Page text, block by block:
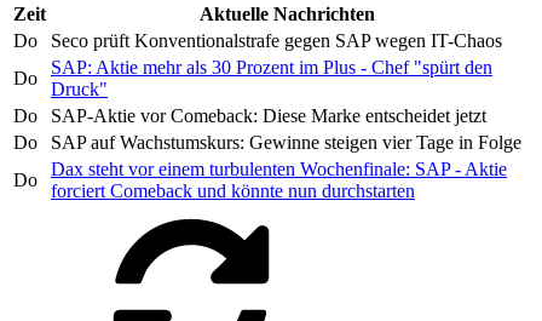
Zeit
Aktuelle Nachrichten
Do
Seco prüft Konventionalstrafe gegen SAP wegen IT-Chaos
Do
SAP: Aktie mehr als 30 Prozent im Plus - Chef "spürt den
Druck"
Do
SAP-Aktie vor Comeback: Diese Marke entscheidet jetzt
Do
SAP auf Wachstumskurs: Gewinne steigen vier Tage in Folge
Do
Dax steht vor einem turbulenten Wochenfinale: SAP - Aktie
forciert Comeback und könnte nun durchstarten